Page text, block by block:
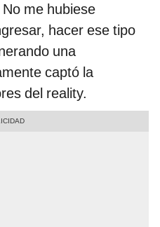
me hubiese
hacer ese tipo
una
captó la
del reality.